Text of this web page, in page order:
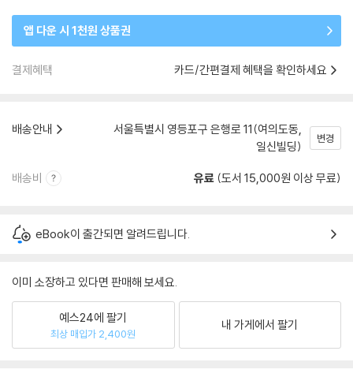
앱 다운 시 1천원 상품권
결제혜택 카드/간편결제 혜택을 확인하세요
배송안내
서울특별시 영등포구 은행로 11(여의도동,
일신빌딩)
변경
배송비 유료 (도서 15,000원 이상 무료)
eBook이 출간되면 알려드립니다.
이미 소장하고 있다면 판매해 보세요.
예스24에 팔기
최상 매입가 2,400원
내 가게에서 팔기